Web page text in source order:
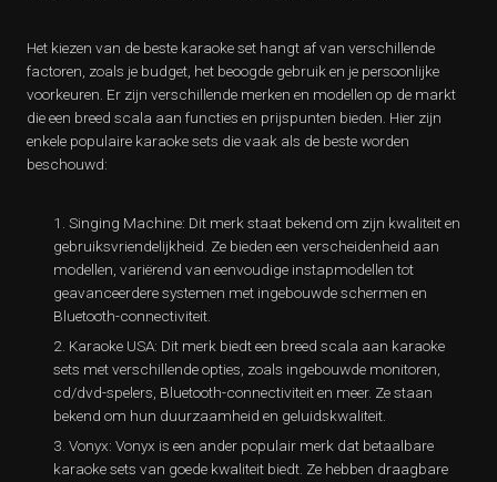
Het kiezen van de beste karaoke set hangt af van verschillende
factoren, zoals je budget, het beoogde gebruik en je persoonlijke
voorkeuren. Er zijn verschillende merken en modellen op de markt
die een breed scala aan functies en prijspunten bieden. Hier zijn
enkele populaire karaoke sets die vaak als de beste worden
beschouwd:
Singing Machine: Dit merk staat bekend om zijn kwaliteit en
gebruiksvriendelijkheid. Ze bieden een verscheidenheid aan
modellen, variërend van eenvoudige instapmodellen tot
geavanceerdere systemen met ingebouwde schermen en
Bluetooth-connectiviteit.
Karaoke USA: Dit merk biedt een breed scala aan karaoke
sets met verschillende opties, zoals ingebouwde monitoren,
cd/dvd-spelers, Bluetooth-connectiviteit en meer. Ze staan
bekend om hun duurzaamheid en geluidskwaliteit.
Vonyx: Vonyx is een ander populair merk dat betaalbare
karaoke sets van goede kwaliteit biedt. Ze hebben draagbare